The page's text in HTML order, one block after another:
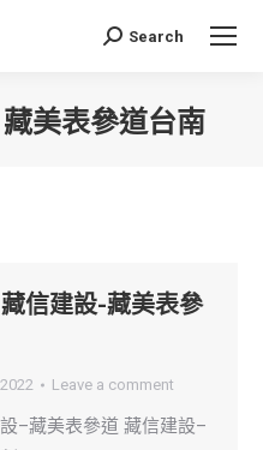
Search:
Search
藏美表參道台南
信建設-藏美表參
Leave a comment
–藏美表參道 藏信建設–